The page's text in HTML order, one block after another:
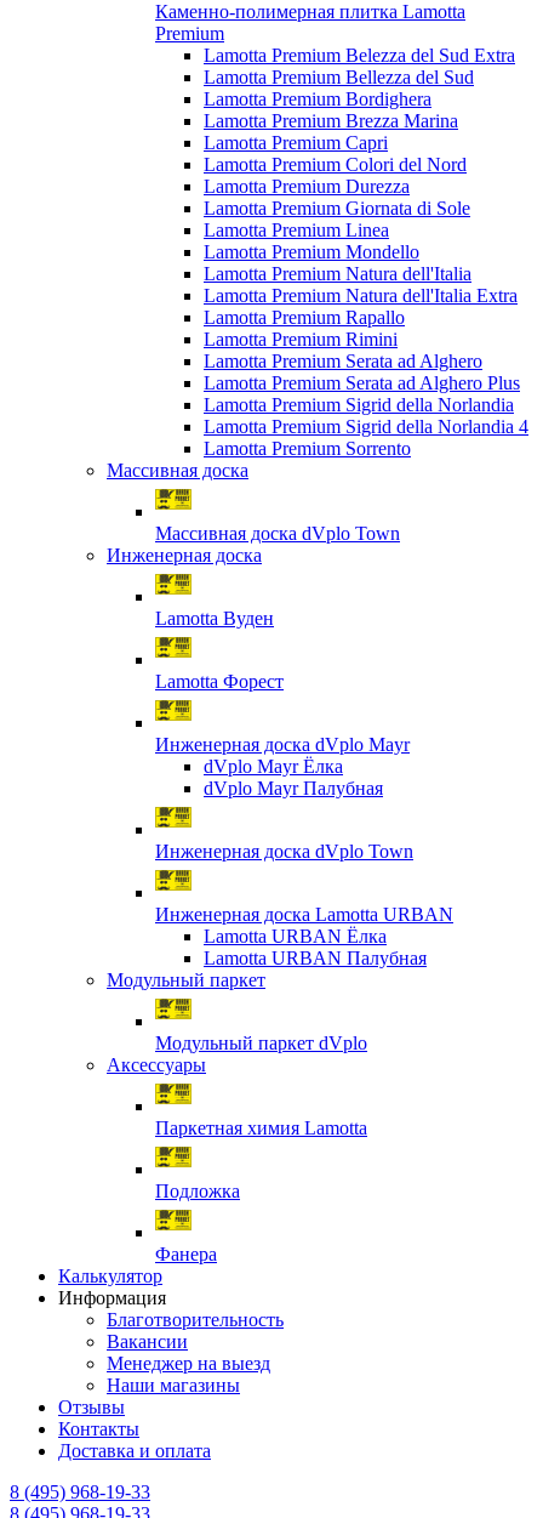
Каменно-полимерная плитка Lamotta
Premium
Lamotta Premium Belezza del Sud Extra
Lamotta Premium Bellezza del Sud
Lamotta Premium Bordighera
Lamotta Premium Brezza Marina
Lamotta Premium Capri
Lamotta Premium Colori del Nord
Lamotta Premium Durezza
Lamotta Premium Giornata di Sole
Lamotta Premium Linea
Lamotta Premium Mondello
Lamotta Premium Natura dell'Italia
Lamotta Premium Natura dell'Italia Extra
Lamotta Premium Rapallo
Lamotta Premium Rimini
Lamotta Premium Serata ad Alghero
Lamotta Premium Serata ad Alghero Plus
Lamotta Premium Sigrid della Norlandia
Lamotta Premium Sigrid della Norlandia 4
Lamotta Premium Sorrento
Массивная доска
Массивная доска dVplo Town
Инженерная доска
Lamotta Вуден
Lamotta Форест
Инженерная доска dVplo Mayr
dVplo Mayr Ёлка
dVplo Mayr Палубная
Инженерная доска dVplo Town
Инженерная доска Lamotta URBAN
Lamotta URBAN Ёлка
Lamotta URBAN Палубная
Модульный паркет
Модульный паркет dVplo
Аксессуары
Паркетная химия Lamotta
Подложка
Фанера
Калькулятор
Информация
Благотворительность
Вакансии
Менеджер на выезд
Наши магазины
Отзывы
Контакты
Доставка и оплата
8 (495) 968-19-33
8 (495) 968-19-33